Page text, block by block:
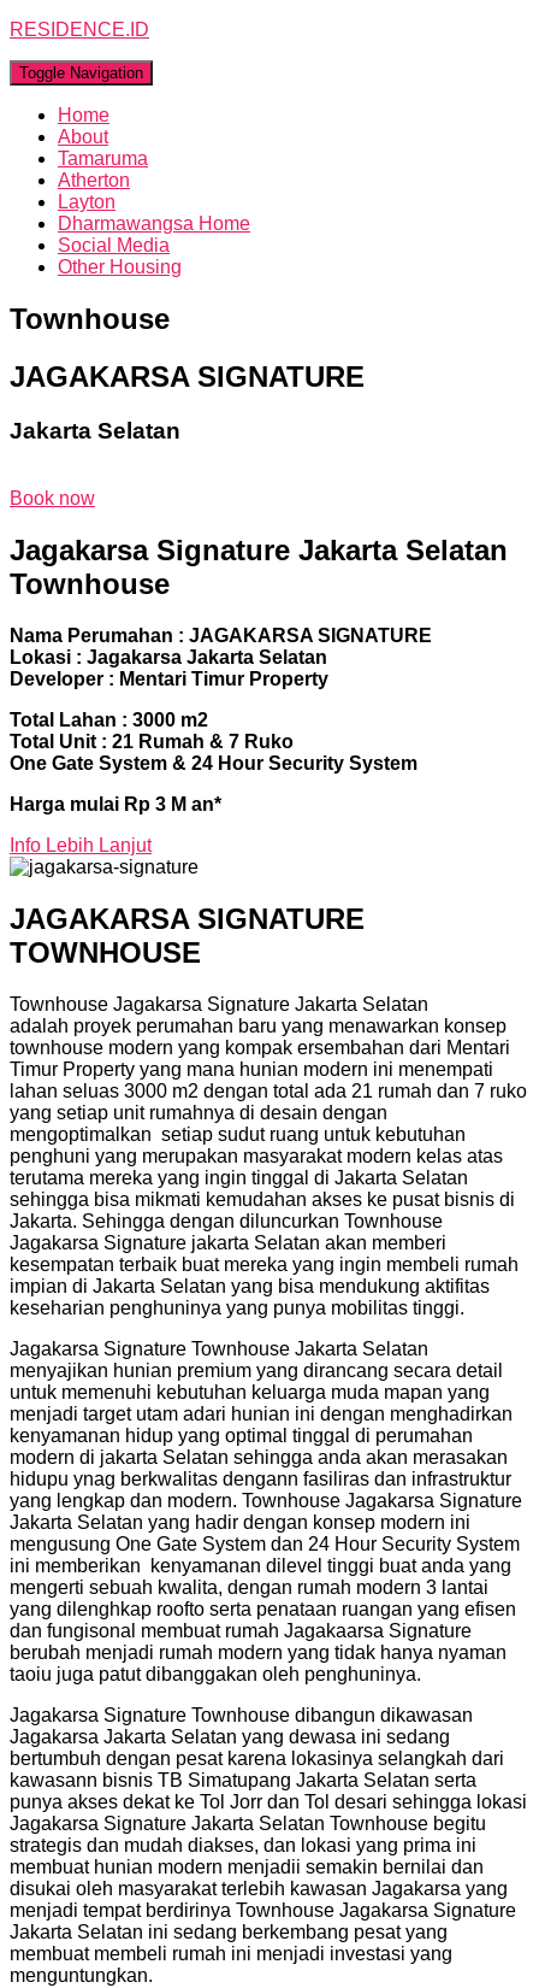
RESIDENCE.ID
Toggle Navigation
Home
About
Tamaruma
Atherton
Layton
Dharmawangsa Home
Social Media
Other Housing
Townhouse
JAGAKARSA SIGNATURE
Jakarta Selatan
Book now
Jagakarsa Signature Jakarta Selatan
Townhouse
Nama Perumahan : JAGAKARSA SIGNATURE
Lokasi : Jagakarsa Jakarta Selatan
Developer : Mentari Timur Property
Total Lahan : 3000 m2
Total Unit : 21 Rumah & 7 Ruko
One Gate System & 24 Hour Security System
Harga mulai Rp 3 M an*
Info Lebih Lanjut
JAGAKARSA SIGNATURE
TOWNHOUSE
Townhouse Jagakarsa Signature Jakarta Selatan
adalah proyek perumahan baru yang menawarkan konsep
townhouse modern yang kompak ersembahan dari Mentari
Timur Property yang mana hunian modern ini menempati
lahan seluas 3000 m2 dengan total ada 21 rumah dan 7 ruko
yang setiap unit rumahnya di desain dengan
mengoptimalkan setiap sudut ruang untuk kebutuhan
penghuni yang merupakan masyarakat modern kelas atas
terutama mereka yang ingin tinggal di Jakarta Selatan
sehingga bisa mikmati kemudahan akses ke pusat bisnis di
Jakarta. Sehingga dengan diluncurkan Townhouse
Jagakarsa Signature jakarta Selatan akan memberi
kesempatan terbaik buat mereka yang ingin membeli rumah
impian di Jakarta Selatan yang bisa mendukung aktifitas
keseharian penghuninya yang punya mobilitas tinggi.
Jagakarsa Signature Townhouse Jakarta Selatan
menyajikan hunian premium yang dirancang secara detail
untuk memenuhi kebutuhan keluarga muda mapan yang
menjadi target utam adari hunian ini dengan menghadirkan
kenyamanan hidup yang optimal tinggal di perumahan
modern di jakarta Selatan sehingga anda akan merasakan
hidupu ynag berkwalitas dengann fasiliras dan infrastruktur
yang lengkap dan modern. Townhouse Jagakarsa Signature
Jakarta Selatan yang hadir dengan konsep modern ini
mengusung One Gate System dan 24 Hour Security System
ini memberikan kenyamanan dilevel tinggi buat anda yang
mengerti sebuah kwalita, dengan rumah modern 3 lantai
yang dilenghkap roofto serta penataan ruangan yang efisen
dan fungisonal membuat rumah Jagakaarsa Signature
berubah menjadi rumah modern yang tidak hanya nyaman
taoiu juga patut dibanggakan oleh penghuninya.
Jagakarsa Signature Townhouse dibangun dikawasan
Jagakarsa Jakarta Selatan yang dewasa ini sedang
bertumbuh dengan pesat karena lokasinya selangkah dari
kawasann bisnis TB Simatupang Jakarta Selatan serta
punya akses dekat ke Tol Jorr dan Tol desari sehingga lokasi
Jagakarsa Signature Jakarta Selatan Townhouse begitu
strategis dan mudah diakses, dan lokasi yang prima ini
membuat hunian modern menjadii semakin bernilai dan
disukai oleh masyarakat terlebih kawasan Jagakarsa yang
menjadi tempat berdirinya Townhouse Jagakarsa Signature
Jakarta Selatan ini sedang berkembang pesat yang
membuat membeli rumah ini menjadi investasi yang
menguntungkan.